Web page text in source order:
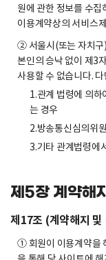
원에 관한 정보를 수
이용계약상의 서비스
② 서울시(또는 자치구
본인의 승낙 없이 제3
사용할 수 없습니다.
1.관계 법령에 의
는 경우
2.방송통신심의위
3.기타 관계법령에
제5장 계약해지
제17조 (계약해지
① 회원이 이용계약을